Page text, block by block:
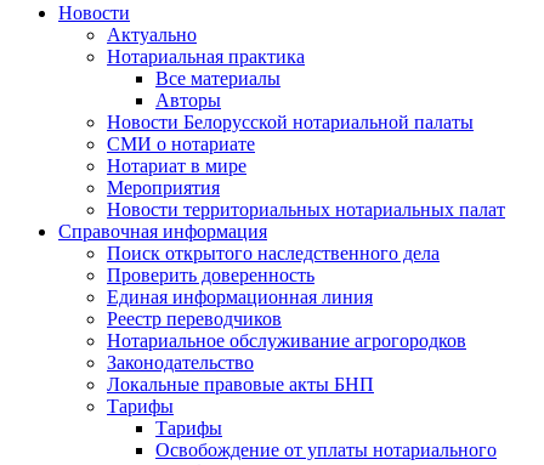
Новости
Актуально
Нотариальная практика
Все материалы
Авторы
Новости Белорусской нотариальной палаты
СМИ о нотариате
Нотариат в мире
Мероприятия
Новости территориальных нотариальных палат
Справочная информация
Поиск открытого наследственного дела
Проверить доверенность
Единая информационная линия
Реестр переводчиков
Нотариальное обслуживание агрогородков
Законодательство
Локальные правовые акты БНП
Тарифы
Тарифы
Освобождение от уплаты нотариального